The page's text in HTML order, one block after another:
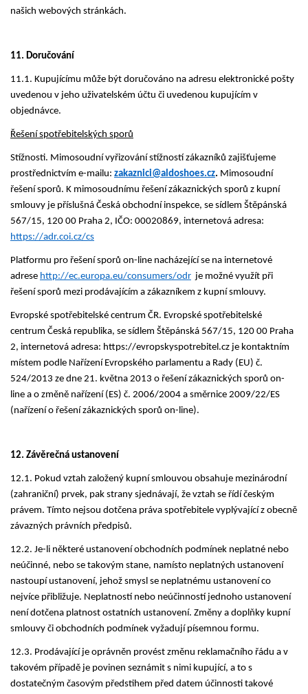
našich webových stránkách.
11. Doručování
11.1. Kupujícímu může být doručováno na adresu elektronické pošty
uvedenou v jeho uživatelském účtu či uvedenou kupujícím v
objednávce.
Řešení spotřebitelských sporů
Stížnosti. Mimosoudní vyřizování stížností zákazníků zajišťujeme
prostřednictvím e-mailu: zakaznici@aldoshoes.cz. Mimosoudní
řešení sporů. K mimosoudnímu řešení zákaznických sporů z kupní
smlouvy je příslušná Česká obchodní inspekce, se sídlem Štěpánská
567/15, 120 00 Praha 2, IČO: 00020869, internetová adresa:
https://adr.coi.cz/cs
Platformu pro řešení sporů on-line nacházející se na internetové
adrese http://ec.europa.eu/consumers/odr je možné využít při
řešení sporů mezi prodávajícím a zákazníkem z kupní smlouvy.
Evropské spotřebitelské centrum ČR. Evropské spotřebitelské
centrum Česká republika, se sídlem Štěpánská 567/15, 120 00 Praha
2, internetová adresa: https://evropskyspotrebitel.cz je kontaktním
místem podle Nařízení Evropského parlamentu a Rady (EU) č.
524/2013 ze dne 21. května 2013 o řešení zákaznických sporů on-
line a o změně nařízení (ES) č. 2006/2004 a směrnice 2009/22/ES
(nařízení o řešení zákaznických sporů on-line).
12. Závěrečná ustanovení
12.1. Pokud vztah založený kupní smlouvou obsahuje mezinárodní
(zahraniční) prvek, pak strany sjednávají, že vztah se řídí českým
právem. Tímto nejsou dotčena práva spotřebitele vyplývající z obecně
závazných právních předpisů.
12.2. Je-li některé ustanovení obchodních podmínek neplatné nebo
neúčinné, nebo se takovým stane, namísto neplatných ustanovení
nastoupí ustanovení, jehož smysl se neplatnému ustanovení co
nejvíce přibližuje. Neplatností nebo neúčinností jednoho ustanovení
není dotčena platnost ostatních ustanovení. Změny a doplňky kupní
smlouvy či obchodních podmínek vyžadují písemnou formu.
12.3. Prodávající je oprávněn provést změnu reklamačního řádu a v
takovém případě je povinen seznámit s nimi kupující, a to s
dostatečným časovým předstihem před datem účinnosti takové